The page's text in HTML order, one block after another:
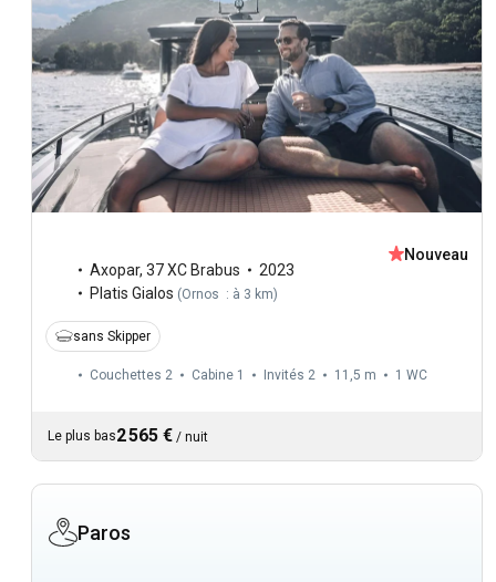
Axopar, 37 XC Brabus
2023
Platis Gialos (Ornos : à 3 km)
Nouveau
sans Skipper
Couchettes 2 Cabine 1 Invités 2 11,5 m 1 WC
Le plus bas2 565 € / nuit
Paros